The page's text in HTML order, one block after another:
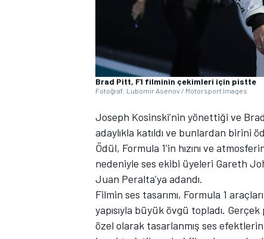
Brad Pitt, F1 filminin çekimleri için pistte
Fotoğraf: Lubomir Asenov / Motorsport Images
Joseph Kosinski’nin yönettiği ve
adaylıkla katıldı ve bunlardan birini
Ödül, Formula 1’in hızını ve
nedeniyle ses ekibi üyeleri Gareth
Juan Peralta’ya adandı.
Filmin ses tasarımı, Formula 1
yapısıyla büyük övgü topladı.
özel olarak tasarlanmış ses